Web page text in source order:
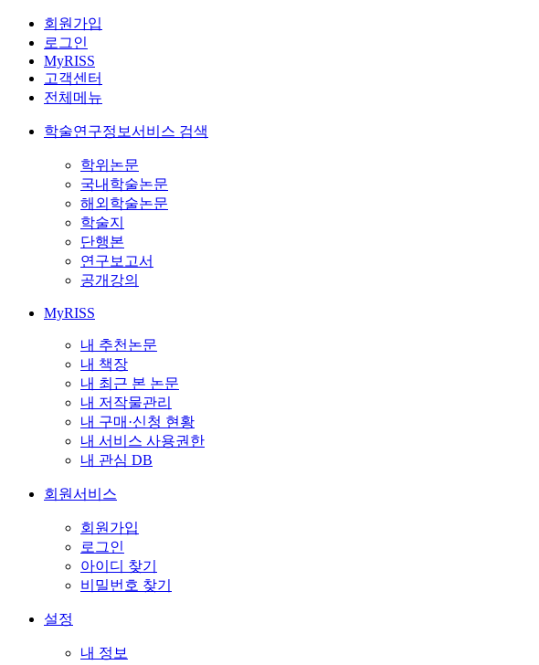
회원가입
로그인
MyRISS
고객센터
전체메뉴
학술연구정보서비스 검색
학위논문
국내학술논문
해외학술논문
학술지
단행본
연구보고서
공개강의
MyRISS
내 추천논문
내 책장
내 최근 본 논문
내 저작물관리
내 구매·신청 현황
내 서비스 사용권한
내 관심 DB
회원서비스
회원가입
로그인
아이디 찾기
비밀번호 찾기
설정
내 정보